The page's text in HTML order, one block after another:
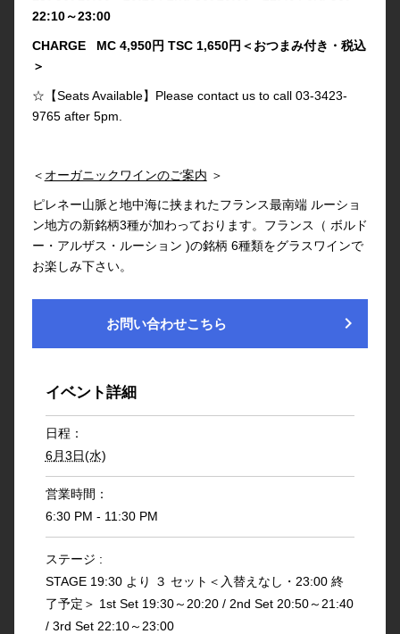
22:10～23:00
CHARGE MC 4,950円 TSC 1,650円＜おつまみ付き・税込
＞
☆【Seats Available】Please contact us to call 03-3423-
9765 after 5pm.
＜ オーガニックワインのご案内 ＞
ピレネー山脈と地中海に挟まれたフランス最南端 ルーショ
ン地方の新銘柄3種が加わっております。フランス（ ボルド
ー・アルザス・ルーション )の銘柄 6種類をグラスワインで
お楽しみ下さい。
お問い合わせこちら chevron_right
イベント詳細
日程：
6月3日(水)
営業時間：
6:30 PM - 11:30 PM
ステージ :
STAGE 19:30 より ３ セット＜入替えなし・23:00 終
了予定＞ 1st Set 19:30～20:20 / 2nd Set 20:50～21:40
/ 3rd Set 22:10～23:00